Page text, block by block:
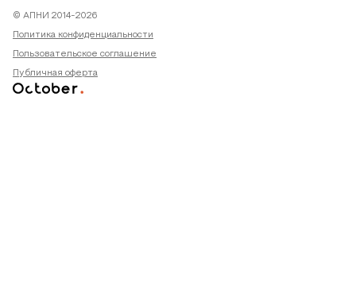
© АПНИ 2014-2026
Политика конфиденциальности
Пользовательское соглашение
Публичная оферта